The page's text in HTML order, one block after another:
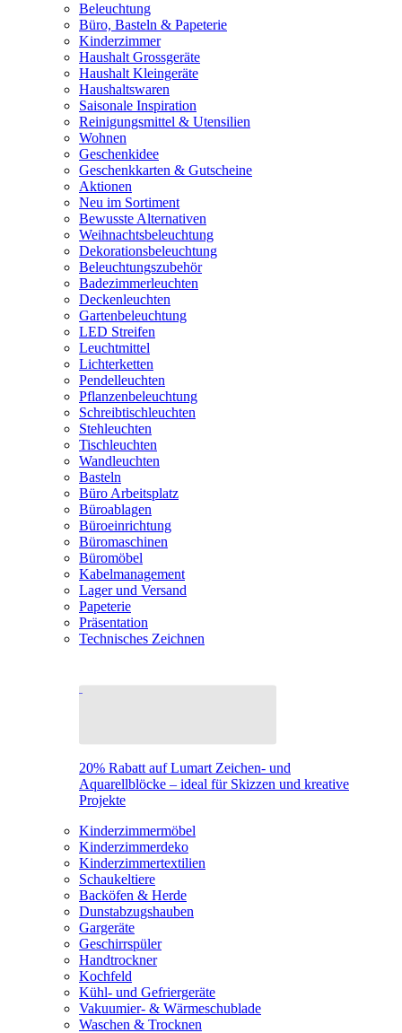
Beleuchtung
Büro, Basteln & Papeterie
Kinderzimmer
Haushalt Grossgeräte
Haushalt Kleingeräte
Haushaltswaren
Saisonale Inspiration
Reinigungsmittel & Utensilien
Wohnen
Geschenkidee
Geschenkkarten & Gutscheine
Aktionen
Neu im Sortiment
Bewusste Alternativen
Weihnachtsbeleuchtung
Dekorationsbeleuchtung
Beleuchtungszubehör
Badezimmerleuchten
Deckenleuchten
Gartenbeleuchtung
LED Streifen
Leuchtmittel
Lichterketten
Pendelleuchten
Pflanzenbeleuchtung
Schreibtischleuchten
Stehleuchten
Tischleuchten
Wandleuchten
Basteln
Büro Arbeitsplatz
Büroablagen
Büroeinrichtung
Büromaschinen
Büromöbel
Kabelmanagement
Lager und Versand
Papeterie
Präsentation
Technisches Zeichnen
20% Rabatt auf Lumart Zeichen- und
Aquarellblöcke – ideal für Skizzen und kreative
Projekte
Kinderzimmermöbel
Kinderzimmerdeko
Kinderzimmertextilien
Schaukeltiere
Backöfen & Herde
Dunstabzugshauben
Gargeräte
Geschirrspüler
Handtrockner
Kochfeld
Kühl- und Gefriergeräte
Vakuumier- & Wärmeschublade
Waschen & Trocknen